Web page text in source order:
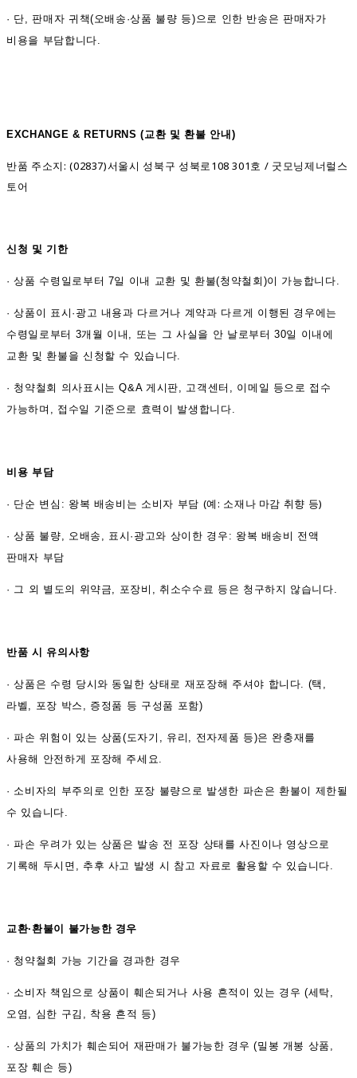
· 단, 판매자 귀책(오배송·상품 불량 등)으로 인한 반송은 판매자가
비용을 부담합니다.
EXCHANGE & RETURNS (교환 및 환불 안내)
반품 주소지: (02837)서울시 성북구 성북로108 301호 / 굿모닝제너럴스
토어
신청 및 기한
·상품 수령일로부터 7일 이내 교환 및 환불(청약철회)이 가능합니다.
·상품이 표시·광고 내용과 다르거나 계약과 다르게 이행된 경우에는
수령일로부터 3개월 이내, 또는 그 사실을 안 날로부터 30일 이내에
교환 및 환불을 신청할 수 있습니다.
· 청약철회 의사표시는 Q&A 게시판, 고객센터, 이메일 등으로 접수
가능하며, 접수일 기준으로 효력이 발생합니다.
비용 부담
· 단순 변심: 왕복 배송비는 소비자 부담 (예: 소재나 마감 취향 등)
·상품 불량, 오배송, 표시·광고와 상이한 경우: 왕복 배송비 전액
판매자 부담
· 그 외 별도의 위약금, 포장비, 취소수수료 등은 청구하지 않습니다.
반품 시 유의사항
·상품은 수령 당시와 동일한 상태로 재포장해 주셔야 합니다. (택,
라벨, 포장 박스, 증정품 등 구성품 포함)
·파손 위험이 있는 상품(도자기, 유리, 전자제품 등)은 완충재를
사용해 안전하게 포장해 주세요.
· 소비자의 부주의로 인한 포장 불량으로 발생한 파손은 환불이 제한될
수 있습니다.
·파손 우려가 있는 상품은 발송 전 포장 상태를 사진이나 영상으로
기록해 두시면, 추후 사고 발생 시 참고 자료로 활용할 수 있습니다.
교환·환불이 불가능한 경우
· 청약철회 가능 기간을 경과한 경우
· 소비자 책임으로 상품이 훼손되거나 사용 흔적이 있는 경우 (세탁,
오염, 심한 구김, 착용 흔적 등)
·상품의 가치가 훼손되어 재판매가 불가능한 경우 (밀봉 개봉 상품,
포장 훼손 등)